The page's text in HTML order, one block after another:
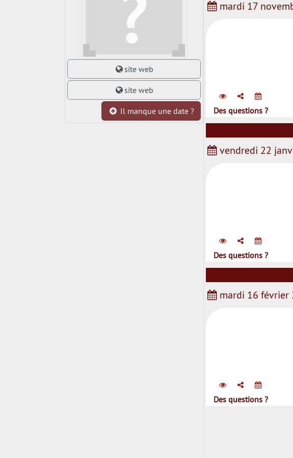
site web
site web
Il manque une date ?
mardi 17
Des questions ?
vendredi 22
Des questions ?
mardi 16 février
Des questions ?